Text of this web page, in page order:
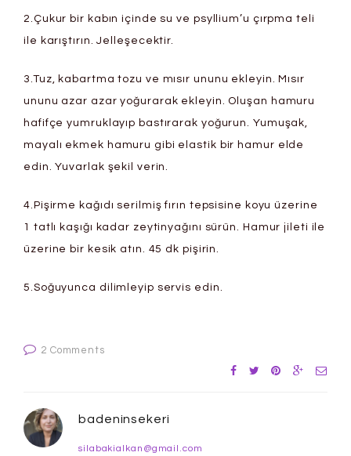
2.Çukur bir kabın içinde su ve psyllium’u çırpma teli
ile karıştırın. Jelleşecektir.
3.Tuz, kabartma tozu ve mısır ununu ekleyin. Mısır
ununu azar azar yoğurarak ekleyin. Oluşan hamuru
hafifçe yumruklayıp bastırarak yoğurun. Yumuşak,
mayalı ekmek hamuru gibi elastik bir hamur elde
edin. Yuvarlak şekil verin.
4.Pişirme kağıdı serilmiş fırın tepsisine koyu üzerine
1 tatlı kaşığı kadar zeytinyağını sürün. Hamur jileti ile
üzerine bir kesik atın. 45 dk pişirin.
5.Soğuyunca dilimleyip servis edin.
2 Comments
badeninsekeri
silabakialkan@gmail.com